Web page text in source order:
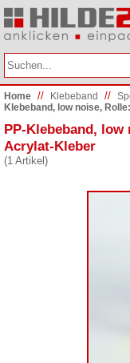
Home // Klebeband //
Klebeband, low noise,
PP-Klebeband,
Acrylat-Kleber
(1 Artikel)